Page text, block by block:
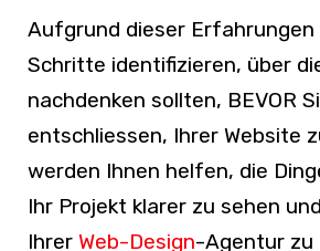
Aufgrund dieser Erfahrungen
Schritte identifizieren, über
nachdenken sollten, BEVOR
entschliessen, Ihrer Website
werden Ihnen helfen, die
Ihr Projekt klarer zu sehen
Ihrer Web-Design-Agentur zu